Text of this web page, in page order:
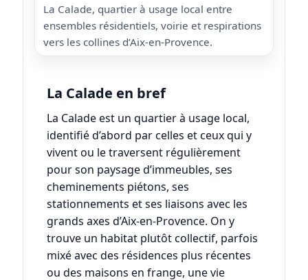
La Calade, quartier à usage local entre
ensembles résidentiels, voirie et respirations
vers les collines d’Aix-en-Provence.
La Calade en bref
La Calade est un quartier à usage local,
identifié d’abord par celles et ceux qui y
vivent ou le traversent régulièrement
pour son paysage d’immeubles, ses
cheminements piétons, ses
stationnements et ses liaisons avec les
grands axes d’Aix-en-Provence. On y
trouve un habitat plutôt collectif, parfois
mixé avec des résidences plus récentes
ou des maisons en frange, une vie